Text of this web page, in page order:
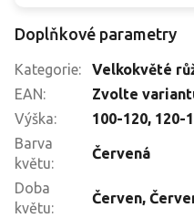
Doplňkové parametry
Kategorie:
Velkokvěté
EAN:
Zvolte
Výška: 100-120, 120-
Barva
květu:
Červená
Doba
květu:
Červen,